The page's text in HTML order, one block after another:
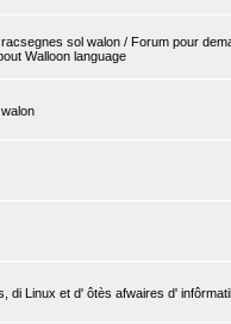
sol walon / Forum pour
Walloon language
di Linux et d' ôtès afwaires d'